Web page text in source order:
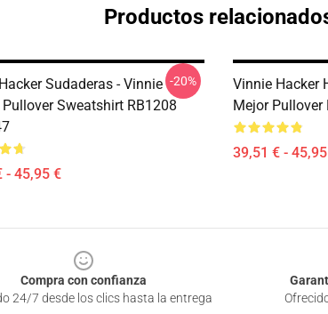
Productos
Sudaderas - Vinnie
Pullover Sweatshirt RB1208
- 45,95 €
-20%
Vinnie Hacker
Mejor Pullover
39,51 € -
Compra con confianza
24/7 desde los clics hasta la entrega